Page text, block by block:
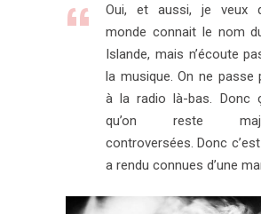
Oui, et aussi, je veux
monde connait le nom
Islande, mais n’écoute
la musique. On ne passe
à la radio là-bas. Donc
qu’on reste
controversées. Donc
a rendu connues d’une